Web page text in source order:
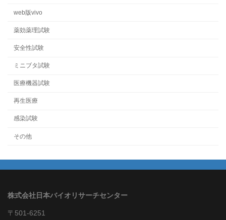
web版vivo
薬効薬理試験
安全性試験
ミニブタ試験
医療機器試験
再生医療
感染試験
その他
株式会社日本バイオリサーチセンター
〒501-6251